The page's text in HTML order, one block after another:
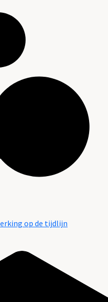
op de tijdlijn